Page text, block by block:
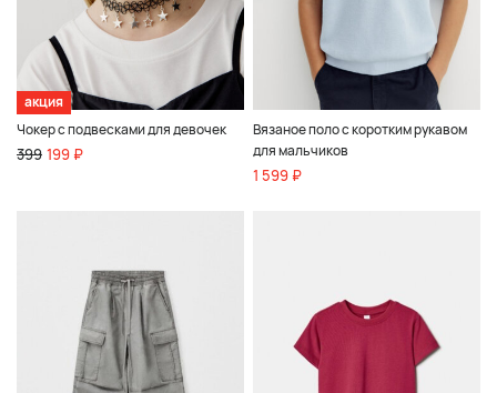
акция
Чокер с подвесками для девочек
399 199 ₽
Вязаное поло с коротким рукавом
для мальчиков
1 599 ₽